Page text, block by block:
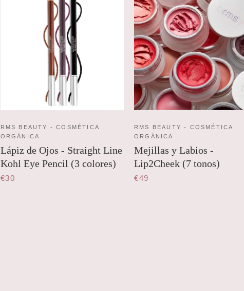
RMS BEAUTY - COSMÉTICA
ORGÁNICA
Lápiz de Ojos - Straight Line
Kohl Eye Pencil (3 colores)
€30
RMS BEAUTY - COSMÉTICA
ORGÁNICA
Mejillas y Labios -
Lip2Cheek (7 tonos)
€49